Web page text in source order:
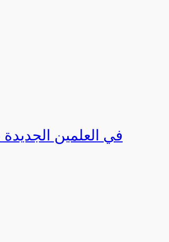
صور | مهرجان CED Sportival في العلمين الجديدة 2025